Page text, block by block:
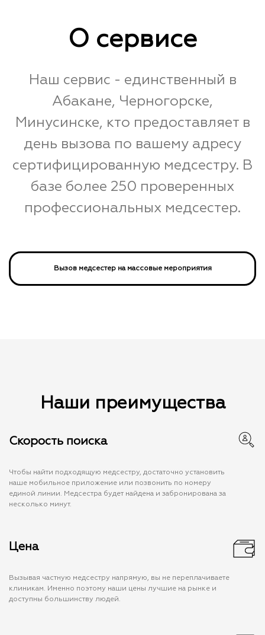
О сервисе
Наш сервис - единственный в
Абакане, Черногорске,
Минусинске, кто предоставляет в
день вызова по вашему адресу
сертифицированную медсестру. В
базе более 250 проверенных
профессиональных медсестер.
Вызов медсестер на массовые мероприятия
Наши преимущества
Скорость поиска
Чтобы найти подходящую медсестру, достаточно установить
наше мобильное приложение или позвонить по номеру
единой линии. Медсестра будет найдена и забронирована за
несколько минут.
Цена
Вызывая частную медсестру напрямую, вы не переплачиваете
клиникам. Именно поэтому наши цены лучшие на рынке и
доступны большинству людей.